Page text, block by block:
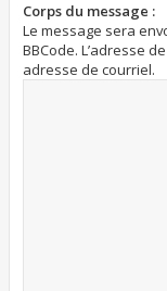
Corps du message :
Le message sera
BBCode. L’adresse
adresse de courriel.